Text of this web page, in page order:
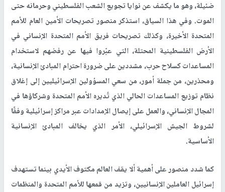
ضئيلة، وهو ما يكشف عن نوايا تجويع الشعب الفلسطيني وحرمانه حتى
الموت. وفي هذا السياق، استذكر منصور تصريحات الأمين العام للأمم
المتحدة الأخيرة، وكذلك تصريحات فريق الأمم المتحدة الإنساني في
الأرض الفلسطينية المحتلة، التي عبّروا فيها عن رفضهم لاستخدام
المساعدات كسلاح حرب، مشددين على ضرورة احترام المبادئ الإنسانية،
ومحذرين، من جملة أمور، من سعي المسؤولين الإسرائيليين إلى إغلاق
نظام توزيع المساعدات الحالي الذي تُديره الأمم المتحدة وشركاؤها في
المجال الإنساني، والعمل على إيصال الإمدادات عبر مراكز إسرائيلية وفقًا
لشروط الجيش الإسرائيلي، الأمر الذي يخالف المبادئ الإنسانية
الأساسية.
كما شدد منصور على أهمية ألا يقف العالم مكتوف الأيدي بينما تستهدف
إسرائيل العاملين الإنسانيين، وتزيد من قمعها للأمم المتحدة والمنظمات